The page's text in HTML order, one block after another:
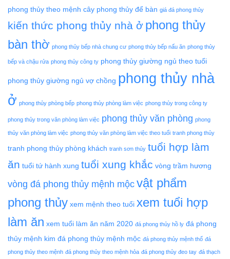
phong thủy theo mệnh cây phong thủy để bàn giá đá phong thủy
kiến thức phong thủy nhà ở phong thủy
bàn thờ phong thủy bếp nhà chung cư phong thủy bếp nấu ăn phong thủy
bếp và chậu rửa phong thủy công ty phong thủy giường ngủ theo tuổi
phong thủy giường ngủ vợ chồng phong thủy nhà
ở phong thủy phòng bếp phong thủy phòng làm việc phong thủy trong công ty
phong thủy trong văn phòng làm việc phong thủy văn phòng phong
thủy văn phòng làm việc phong thủy văn phòng làm việc theo tuổi tranh phong thủy
tranh phong thủy phòng khách tranh sơn thủy tuổi hợp làm
ăn tuổi tứ hành xung tuổi xung khắc vòng trầm hương
vòng đá phong thủy mệnh mộc vật phẩm
phong thủy xem mệnh theo tuổi xem tuổi hợp
làm ăn xem tuổi làm ăn năm 2020 đá phong thủy hồ ly đá phong
thủy mệnh kim đá phong thủy mệnh mộc đá phong thủy mệnh thổ đá
phong thủy theo mệnh đá phong thủy theo mệnh hỏa đá phong thủy đeo tay đá thạch